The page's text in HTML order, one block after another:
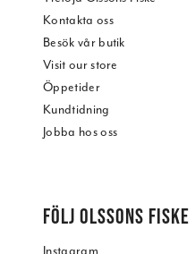
Kontakta oss
Besök vår butik
Visit our store
Öppetider
Kundtidning
Jobba hos oss
FÖLJ OLSSONS FISKE
Instagram